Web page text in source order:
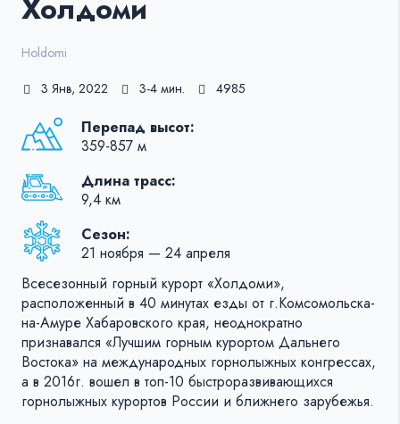
Холдоми
Holdomi
3 Янв, 2022 3-4 мин. 4985
Перепад высот:
359-857 м
Длина трасс:
9,4 км
Сезон:
21 ноября — 24 апреля
Всесезонный горный курорт «Холдоми»,
расположенный в 40 минутах езды от г.Комсомольска-
на-Амуре Хабаровского края, неоднократно
признавался «Лучшим горным курортом Дальнего
Востока» на международных горнолыжных конгрессах,
а в 2016г. вошел в топ-10 быстроразвивающихся
горнолыжных курортов России и ближнего зарубежья.